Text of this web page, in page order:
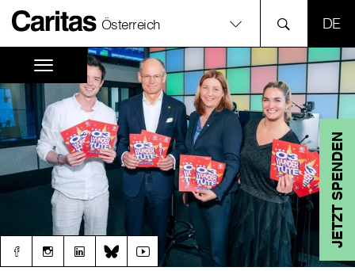
Österreich
JETZT SPENDEN